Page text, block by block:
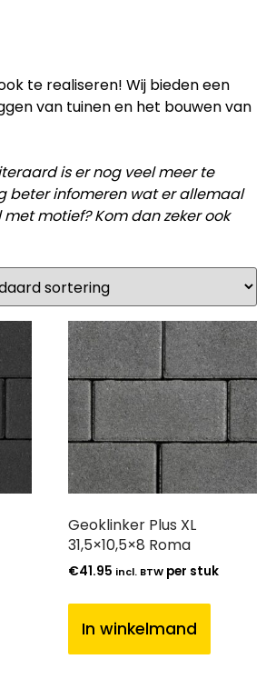
te realiseren! Wij bieden een
van tuinen en het bouwen van
is er nog veel meer te
beter infomeren wat er allemaal
motief? Kom dan zeker ook
Geoklinker Plus XL
31,5×10,5×8 Roma
€41.95 incl. BTW per stuk
In winkelmand